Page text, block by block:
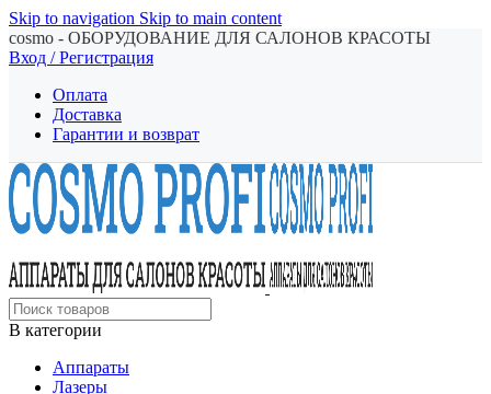
Skip to navigation Skip to main content
cosmo - ОБОРУДОВАНИЕ ДЛЯ САЛОНОВ КРАСОТЫ
Вход / Регистрация
Оплата
Доставка
Гарантии и возврат
В категории
Аппараты
Лазеры